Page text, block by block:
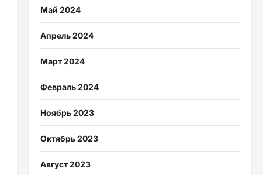
Май 2024
Апрель 2024
Март 2024
Февраль 2024
Ноябрь 2023
Октябрь 2023
Август 2023